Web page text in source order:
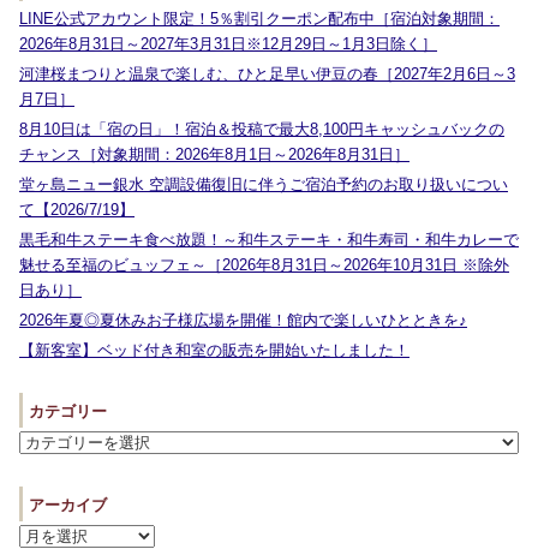
LINE公式アカウント限定！5％割引クーポン配布中［宿泊対象期間：
2026年8月31日～2027年3月31日※12月29日～1月3日除く］
河津桜まつりと温泉で楽しむ、ひと足早い伊豆の春［2027年2月6日～3
月7日］
8月10日は「宿の日」！宿泊＆投稿で最大8,100円キャッシュバックの
チャンス［対象期間：2026年8月1日～2026年8月31日］
堂ヶ島ニュー銀水 空調設備復旧に伴うご宿泊予約のお取り扱いについ
て【2026/7/19】
黒毛和牛ステーキ食べ放題！～和牛ステーキ・和牛寿司・和牛カレーで
魅せる至福のビュッフェ～［2026年8月31日～2026年10月31日 ※除外
日あり］
2026年夏◎夏休みお子様広場を開催！館内で楽しいひとときを♪
【新客室】ベッド付き和室の販売を開始いたしました！
カテゴリー
アーカイブ